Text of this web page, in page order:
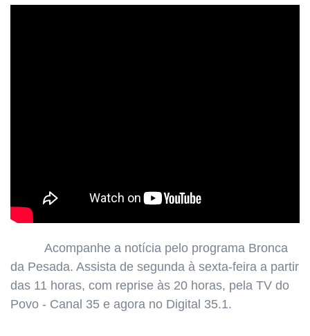
Acompanhe a notícia pelo programa Bronca
da Pesada. Assista de segunda à sexta-feira a partir
das 11 horas, com reprise às 20 horas, pela TV do
Povo - Canal 35 e agora no Digital 35.1.